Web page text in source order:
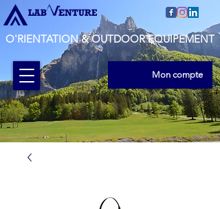
O'RIENTATION & OUTDOOR EQUIPEMENT
Mon compte